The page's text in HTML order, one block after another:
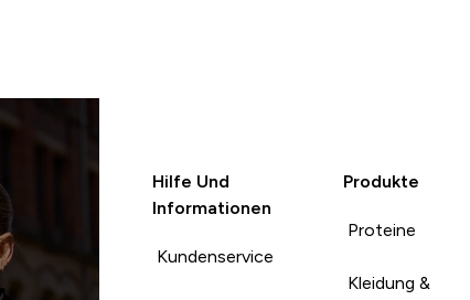
Hilfe Und
Informationen
Kundenservice
Produkte
Proteine
Kleidung &